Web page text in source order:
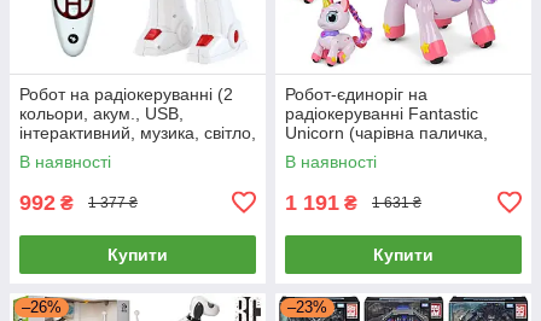
Робот на радіокеруванні (2
кольори, акум., USB,
інтерактивний, музика, світло,
ходить) JT703
В наявності
992 ₴ 1 377 ₴
Купити
Робот-єдиноріг на
радіокеруванні Fantastic
Unicorn (чарівна паличка,
звуки, рухається) 6605
В наявності
1 191 ₴ 1 631 ₴
Купити
–26% –23%